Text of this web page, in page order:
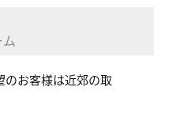
のお客様は近郊の取